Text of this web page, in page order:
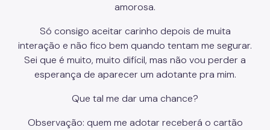
amorosa.
Só consigo aceitar carinho depois de muita
interação e não fico bem quando tentam me segurar.
Sei que é muito, muito difícil, mas não vou perder a
esperança de aparecer um adotante pra mim.
Que tal me dar uma chance?
Observação: quem me adotar receberá o cartão